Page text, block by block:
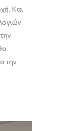
Και
την